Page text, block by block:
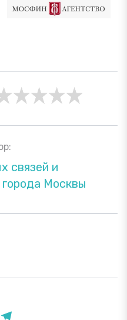
связей и
Москвы